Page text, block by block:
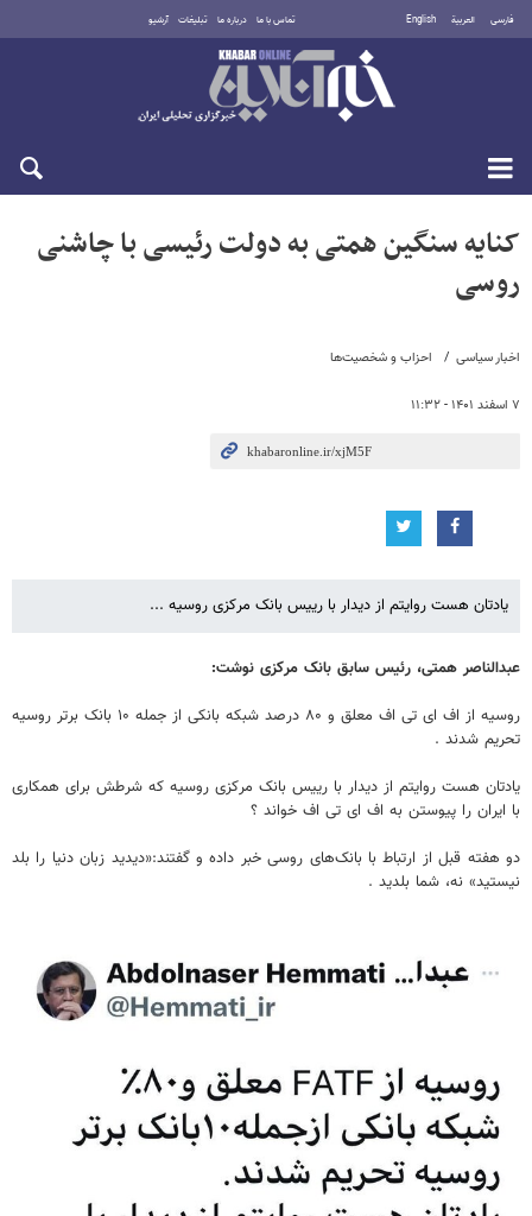
فارسی العربية English تماس با ما درباره ما تبلیغات آرشیو
شنبه ۱۷ مرداد ۱۴۰۵
اخبار سیاسی احزاب و شخصیت‌ها
۷ اسفند ۱۴۰۱ - ۱۱:۳۲
کنایه سنگین همتی به دولت رئیسی با چاشنی
روسی
یادتان هست روایتم از دیدار با رییس بانک مرکزی روسیه ...
عبدالناصر همتی، رئیس سابق بانک مرکزی نوشت:
روسیه از اف ای تی اف معلق و ۸۰ درصد شبکه بانکی از جمله ۱۰ بانک برتر روسیه
تحریم شدند .
یادتان هست روایتم از دیدار با رییس بانک مرکزی روسیه که شرطش برای همکاری
با ایران را پیوستن به اف ای تی اف خواند ؟
دو هفته قبل از ارتباط با بانک‌های روسی خبر داده و گفتند:«دیدید زبان دنیا را بلد
نیستید» نه، شما بلدید .